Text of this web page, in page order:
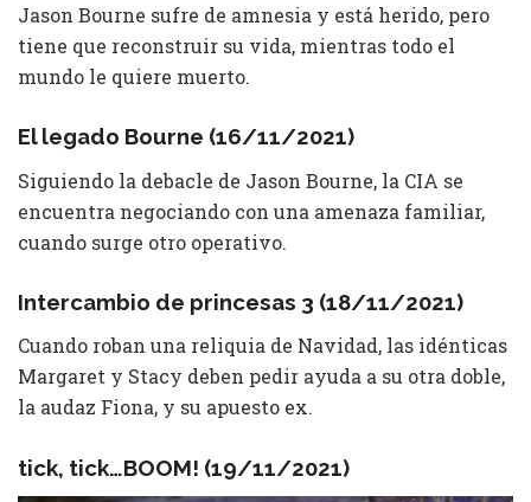
Jason Bourne sufre de amnesia y está herido, pero
tiene que reconstruir su vida, mientras todo el
mundo le quiere muerto.
El legado Bourne (16/11/2021)
Siguiendo la debacle de Jason Bourne, la CIA se
encuentra negociando con una amenaza familiar,
cuando surge otro operativo.
Intercambio de princesas 3 (18/11/2021)
Cuando roban una reliquia de Navidad, las idénticas
Margaret y Stacy deben pedir ayuda a su otra doble,
la audaz Fiona, y su apuesto ex.
tick, tick…BOOM! (19/11/2021)